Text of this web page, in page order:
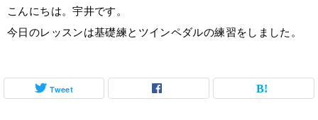
こんにちは。宇井です。
今日のレッスンは基礎練とツインペダルの練習をしました。
Tweet